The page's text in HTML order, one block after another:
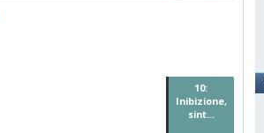
10:
Inibizione,
sint...